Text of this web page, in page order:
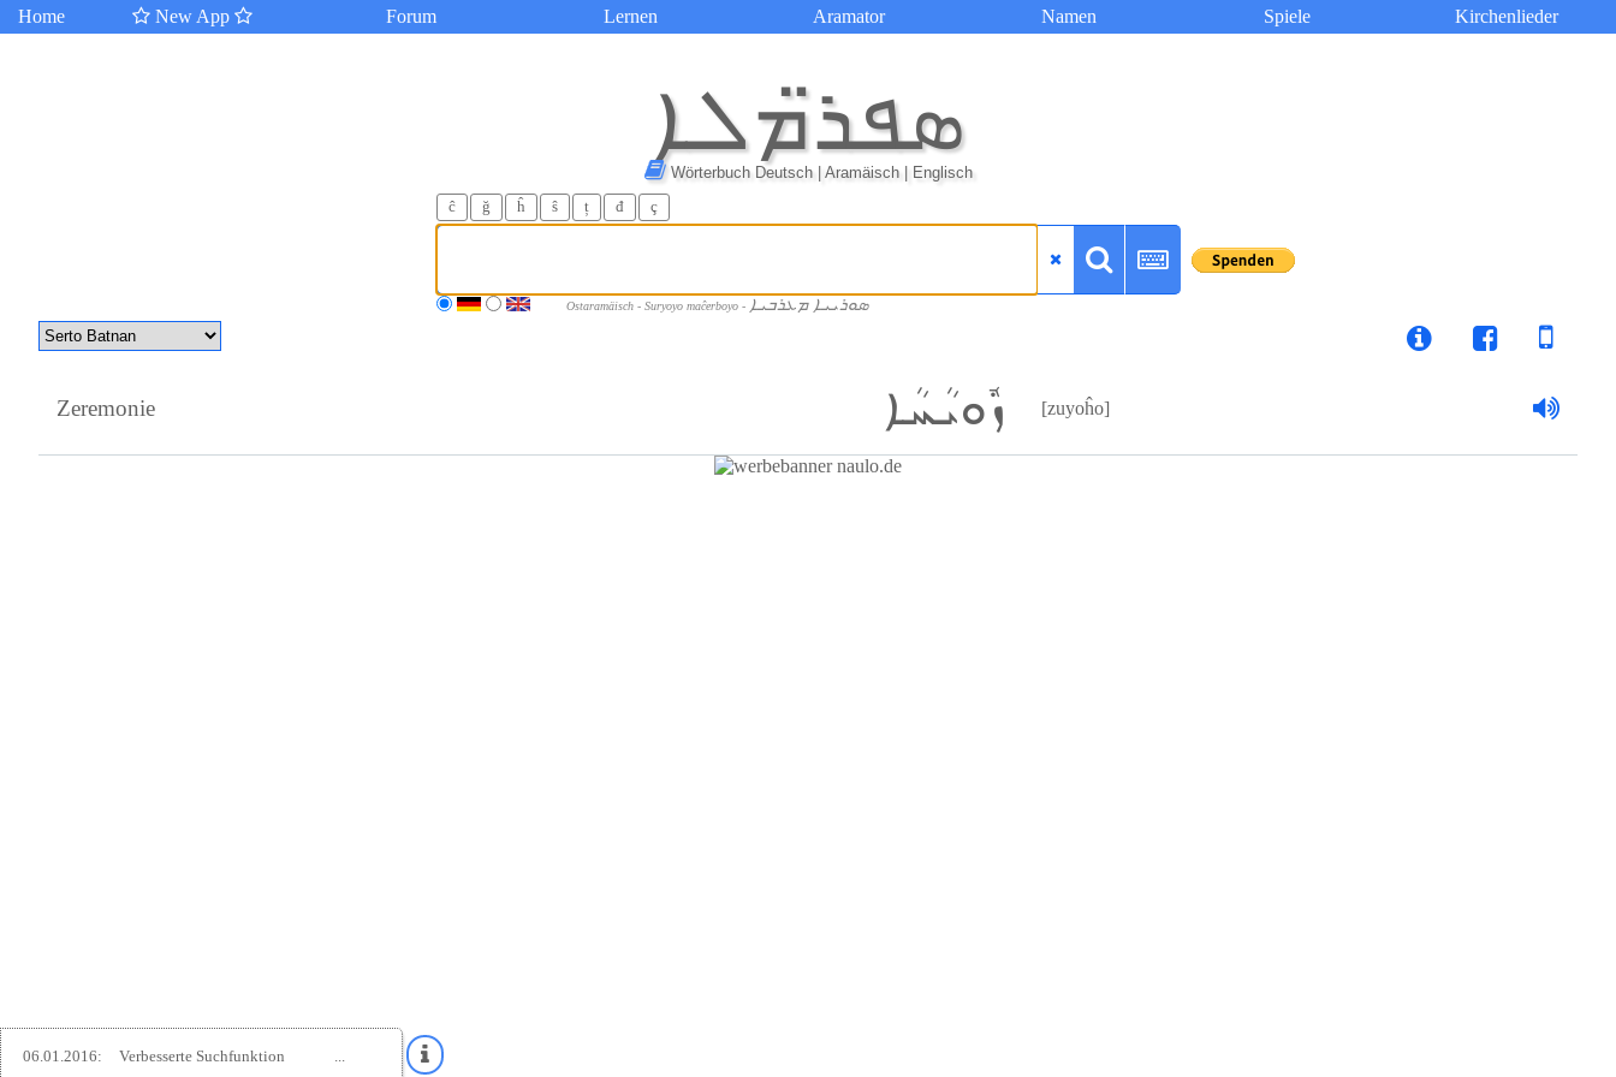
Home New App Forum Lernen Aramator Namen Spiele Kirchenlieder
ܣܦܪ̈ܡܠܐ
Wörterbuch Deutsch | Aramäisch | Englisch
ĉ ğ ĥ ŝ ț đ ç
Ostaramäisch - Suryoyo maĉerboyo - ܣܘܪܝܝܐ ܡܥܪܒܝܐ
Zeremonie ܙܽܘܝܳܚܳܐ [zuyoĥo]
06.01.2016: Verbesserte Suchfunktion ...